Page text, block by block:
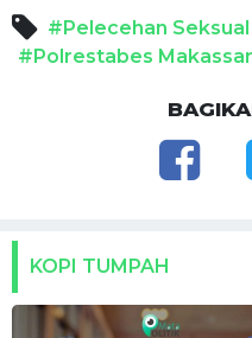
#Pelecehan Seksual
#Polrestabes Makassar
KOPI TUMPAH